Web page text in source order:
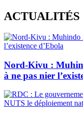
Skip
to
content
ACTUALITÉS
Nord-Kivu :
à ne pas nier